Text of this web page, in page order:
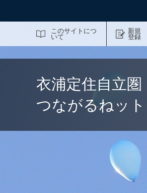
このサイトにつ
いて
新規
登録
衣浦定住自立
つながるねット